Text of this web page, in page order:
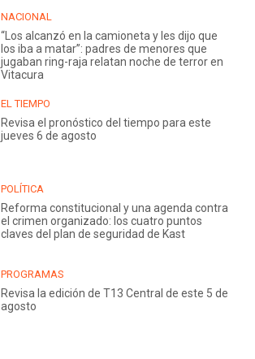
NACIONAL
“Los alcanzó en la camioneta y les dijo que
los iba a matar”: padres de menores que
jugaban ring-raja relatan noche de terror en
Vitacura
EL TIEMPO
Revisa el pronóstico del tiempo para este
jueves 6 de agosto
POLÍTICA
Reforma constitucional y una agenda contra
el crimen organizado: los cuatro puntos
claves del plan de seguridad de Kast
PROGRAMAS
Revisa la edición de T13 Central de este 5 de
agosto